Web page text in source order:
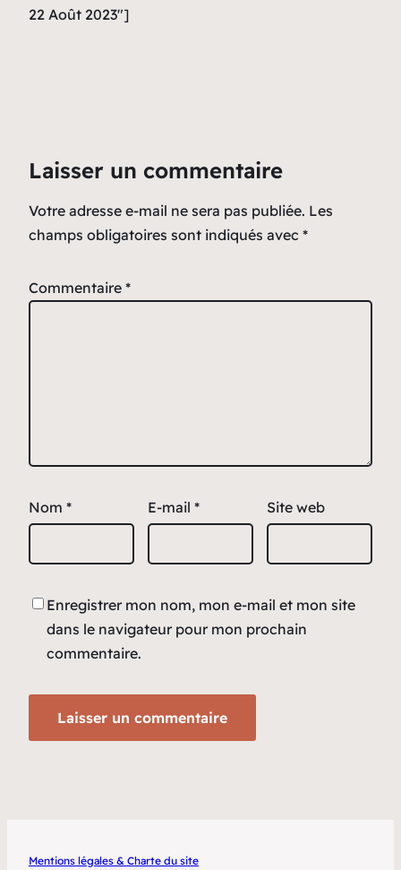
22 Août 2023″]
Laisser un commentaire
Votre adresse e-mail ne sera pas publiée. Les
champs obligatoires sont indiqués avec *
Commentaire *
Nom * E-mail * Site web
Enregistrer mon nom, mon e-mail et mon site
dans le navigateur pour mon prochain
commentaire.
Mentions légales & Charte du site